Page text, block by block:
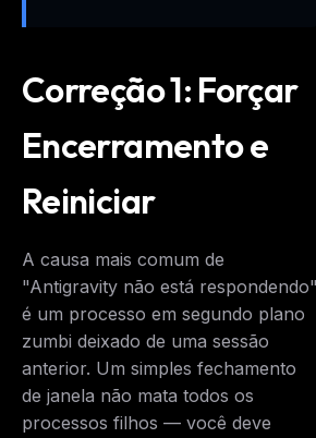
Correção 1: Forçar
Encerramento e
Reiniciar
A causa mais comum de
"Antigravity não está respondendo"
é um processo em segundo plano
zumbi deixado de uma sessão
anterior. Um simples fechamento
de janela não mata todos os
processos filhos — você deve